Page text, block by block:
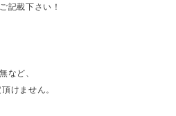
記載下さい！
など、
けません。